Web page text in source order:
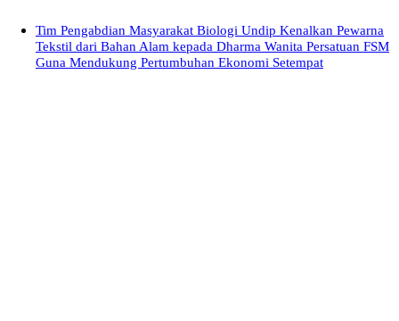
Tim Pengabdian Masyarakat Biologi Undip Kenalkan Pewarna
Tekstil dari Bahan Alam kepada Dharma Wanita Persatuan FSM
Guna Mendukung Pertumbuhan Ekonomi Setempat